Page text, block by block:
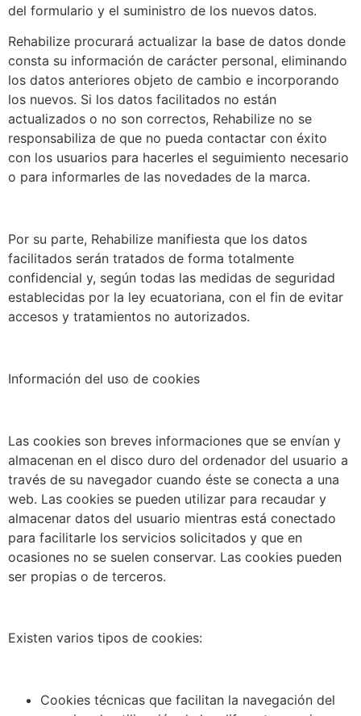
del formulario y el suministro de los nuevos datos.
Rehabilize procurará actualizar la base de datos donde
consta su información de carácter personal, eliminando
los datos anteriores objeto de cambio e incorporando
los nuevos. Si los datos facilitados no están
actualizados o no son correctos, Rehabilize no se
responsabiliza de que no pueda contactar con éxito
con los usuarios para hacerles el seguimiento necesario
o para informarles de las novedades de la marca.
Por su parte, Rehabilize manifiesta que los datos
facilitados serán tratados de forma totalmente
confidencial y, según todas las medidas de seguridad
establecidas por la ley ecuatoriana, con el fin de evitar
accesos y tratamientos no autorizados.
Información del uso de cookies
Las cookies son breves informaciones que se envían y
almacenan en el disco duro del ordenador del usuario a
través de su navegador cuando éste se conecta a una
web. Las cookies se pueden utilizar para recaudar y
almacenar datos del usuario mientras está conectado
para facilitarle los servicios solicitados y que en
ocasiones no se suelen conservar. Las cookies pueden
ser propias o de terceros.
Existen varios tipos de cookies:
Cookies técnicas que facilitan la navegación del